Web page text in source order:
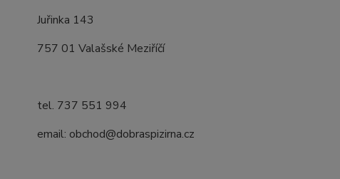
Juřinka 143
757 01 Valašské Meziříčí
tel. 737 551 994
email: obchod@dobraspizirna.cz